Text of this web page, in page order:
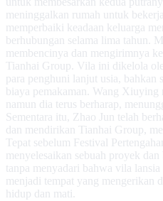
meninggalkan rumah untuk
memperbaiki keadaan keluarga
berhubungan selama lima tahun.
membencinya dan mengirimnya
Tianhai Group. Vila ini dikelola
para penghuni lanjut usia, bahkan
biaya pemakaman. Wang Xiuying
namun dia terus berharap,
Sementara itu, Zhao Jun telah
dan mendirikan Tianhai Group,
Tepat sebelum Festival
menyelesaikan sebuah proyek
tanpa menyadari bahwa vila
menjadi tempat yang mengerikan
hidup dan mati.